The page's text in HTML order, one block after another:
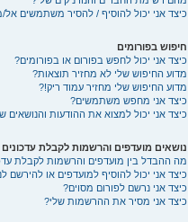
כיצד אני יכול להוסיף / להסיר משתמשים
חיפוש בפורומים
כיצד אני יכול לחפש בפורום או בפורומים?
מדוע החיפוש שלי לא מחזיר תוצאות?
מדוע החיפוש שלי מחזיר עמוד ריק!?
כיצד אני מחפש משתמשים?
כיצד אני יכול למצוא את ההודעות והנושאים
נושאים מועדפים והרשמות לקבלת עדכונים
מה ההבדל בין מועדפים והרשמות לקבלת
כיצד אני יכול להוסיף למועדפים או להירשם
כיצד אני נרשם לפורום מסוים?
כיצד אני מסיר את ההרשמות שלי?